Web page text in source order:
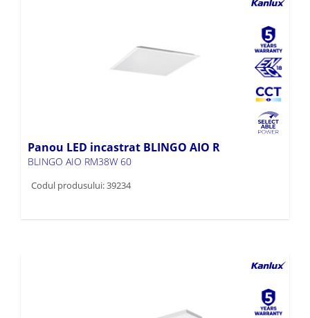
Panou LED incastrat BLINGO AIO R
BLINGO AIO RM38W 60
Codul produsului: 39234